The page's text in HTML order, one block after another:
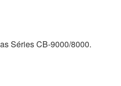
Séries CB-9000/8000.